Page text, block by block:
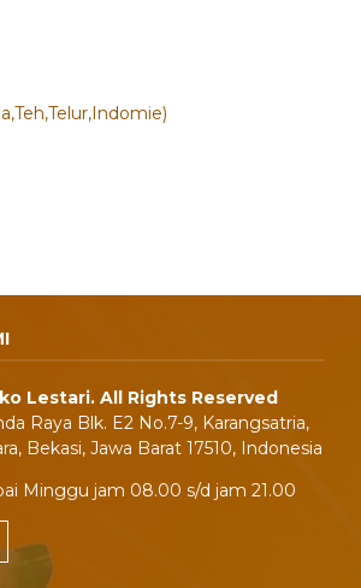
Lestari. All Rights Reserved
Raya Blk. E2 No.7-9, Karangsatria,
Bekasi, Jawa Barat 17510, Indonesia
Minggu jam 08.00 s/d jam 21.00